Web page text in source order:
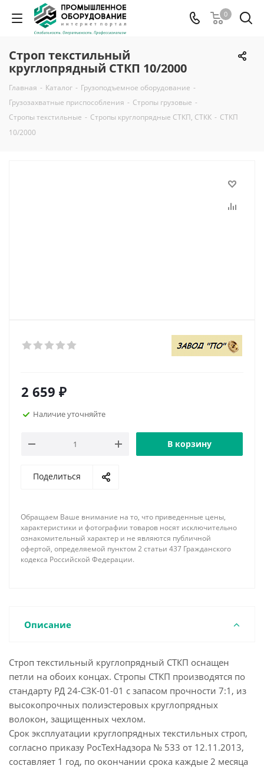
0
Строп текстильный
круглопрядный СТКП 10/2000
Главная - Каталог - Грузоподъемное оборудование -
Грузозахватные приспособления - Стропы грузовые -
Стропы текстильные - Стропы круглопрядные СТКП, СТКК - СТКП
10/2000
2 659 ₽
Наличие уточняйте
В корзину
Поделиться
Обращаем Ваше внимание на то, что приведенные цены,
характеристики и фотографии товаров носят исключительно
ознакомительный характер и не являются публичной
офертой, определяемой пунктом 2 статьи 437 Гражданского
кодекса Российской Федерации.
Описание
Строп текстильный круглопрядный СТКП оснащен
петли на обоих концах. Стропы СТКП производятся по
стандарту РД 24-СЗК-01-01 с запасом прочности 7:1, из
высокопрочных полиэстеровых круглопрядных
волокон, защищенных чехлом.
Срок эксплуатации круглопрядных текстильных строп,
согласно приказу РосТехНадзора № 533 от 12.11.2013,
составляет 1 год, по окончании срока каждые 2 месяца